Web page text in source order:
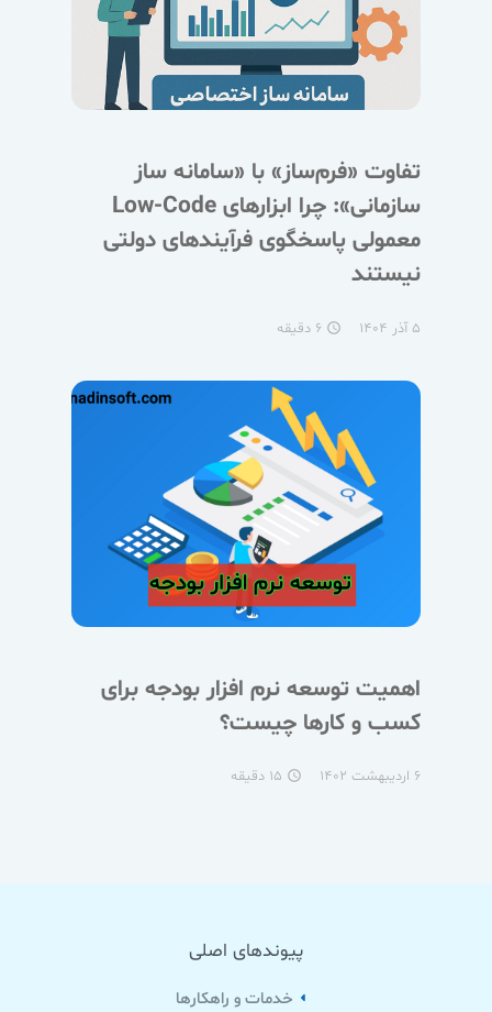
تفاوت «فرم‌ساز» با «سامانه ساز
سازمانی»: چرا ابزارهای Low-Code
معمولی پاسخگوی فرآیندهای دولتی
نیستند
۵ آذر ۱۴۰۴ access_time ۶ دقیقه
اهمیت توسعه نرم افزار بودجه برای
کسب و کارها چیست؟
۶ اردیبهشت ۱۴۰۲ access_time
پیوندهای اصلی
خدمات و راهکارها